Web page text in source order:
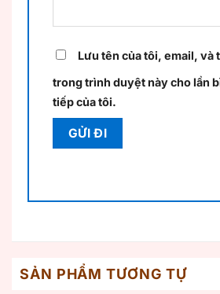
Lưu tên của tôi, email, và
trong trình duyệt này cho lần
tiếp của tôi.
SẢN PHẨM TƯƠNG TỰ